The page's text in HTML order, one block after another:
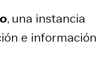
, una instancia
e información